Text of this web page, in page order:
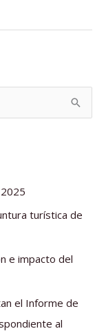
turística de
e impacto del
el Informe de
al